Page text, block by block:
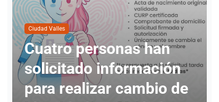
Ciudad Valles
Cuatro personas han
solicitado información
para realizar cambio de